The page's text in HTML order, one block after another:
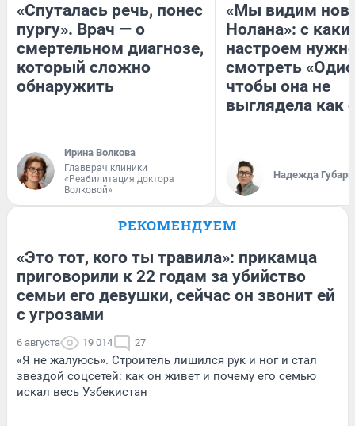
«Спуталась речь, понес
пургу». Врач — о
смертельном диагнозе,
который сложно
обнаружить
Ирина Волкова
Главврач клиники
«Реабилитация доктора
Волковой»
«Мы видим
Нолана»: с
настроем
смотреть
чтобы она не
выглядела как
Надежда Губарь
РЕКОМЕНДУЕМ
«Это тот, кого ты травила»: прикамца
приговорили к 22 годам за убийство
семьи его девушки, сейчас он звонит ей
с угрозами
6 августа 19 014 27
«Я не жалуюсь». Строитель лишился рук и ног и стал
звездой соцсетей: как он живет и почему его семью
искал весь Узбекистан